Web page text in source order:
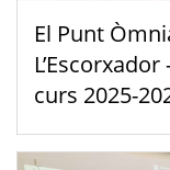
El Punt
curs 2025-